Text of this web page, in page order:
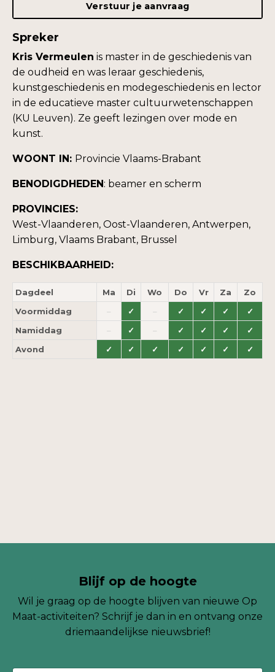
Verstuur je aanvraag
Spreker
Kris Vermeulen is master in de geschiedenis van
de oudheid en was leraar geschiedenis,
kunstgeschiedenis en modegeschiedenis en lector
in de educatieve master cultuurwetenschappen
(KU Leuven). Ze geeft lezingen over mode en
kunst.
WOONT IN: Provincie Vlaams-Brabant
BENODIGDHEDEN: beamer en scherm
PROVINCIES:
West-Vlaanderen, Oost-Vlaanderen, Antwerpen,
Limburg, Vlaams Brabant, Brussel
BESCHIKBAARHEID:
Dagdeel Ma Di Wo Do Vr Za
Zo
Voormiddag
– ✓ – ✓ ✓ ✓
✓
Namiddag
– ✓ – ✓ ✓ ✓
✓
Avond
✓ ✓ ✓ ✓ ✓ ✓ ✓
Blijf op de hoogte
Wil je graag op de hoogte blijven van nieuwe Op
Maat-activiteiten? Schrijf je dan in en ontvang onze
driemaandelijkse nieuwsbrief!